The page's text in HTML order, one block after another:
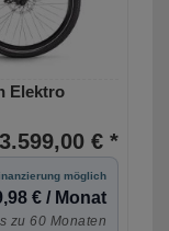
Elektro
3.599,00 € *
möglich
€ / Monat
zu 60 Monaten